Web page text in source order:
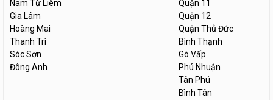
Nam Từ Liêm
Gia Lâm
Hoàng Mai
Thanh Trì
Sóc Sơn
Đông Anh
Quận 11
Quận 12
Quận Thủ Đức
Bình Thạnh
Gò Vấp
Phú Nhuận
Tân Phú
Bình Tân